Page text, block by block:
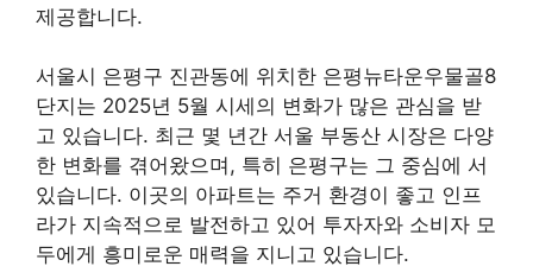
제공합니다.
서울시 은평구 진관동에 위치한 은평뉴타운우물골8
단지는 2025년 5월 시세의 변화가 많은 관심을 받
고 있습니다. 최근 몇 년간 서울 부동산 시장은 다양
한 변화를 겪어왔으며, 특히 은평구는 그 중심에 서
있습니다. 이곳의 아파트는 주거 환경이 좋고 인프
라가 지속적으로 발전하고 있어 투자자와 소비자 모
두에게 흥미로운 매력을 지니고 있습니다.